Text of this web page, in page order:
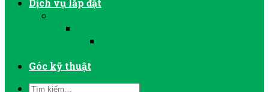
Dịch vụ lắp đặt
Góc kỹ thuật